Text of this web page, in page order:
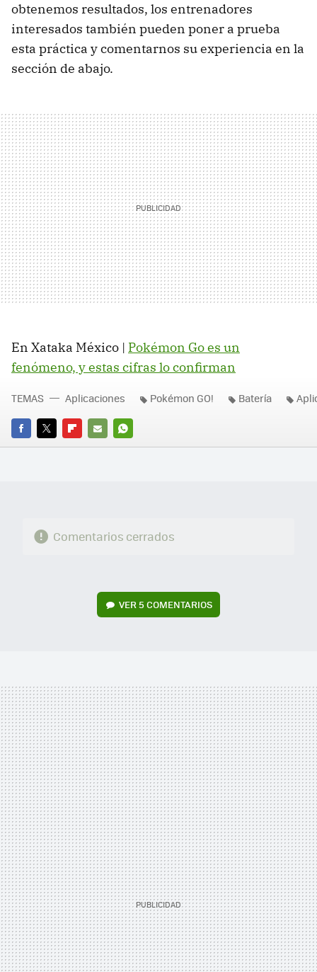
obtenemos resultados, los entrenadores
interesados también pueden poner a prueba
esta práctica y comentarnos su experiencia en la
sección de abajo.
En Xataka México | Pokémon Go es un
fenómeno, y estas cifras lo confirman
FACEBOOK
TWITTERFLIPBOARD
E-
WHATSAPP
TEMAS Aplicaciones Pokémon GO! Batería
Comentarios cerrados
VER 5 COMENTARIOS